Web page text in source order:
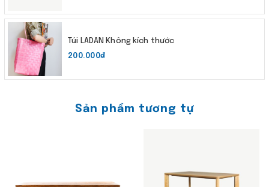
Túi LADAN Không kích thước
200.000₫
Sản phẩm tương tự